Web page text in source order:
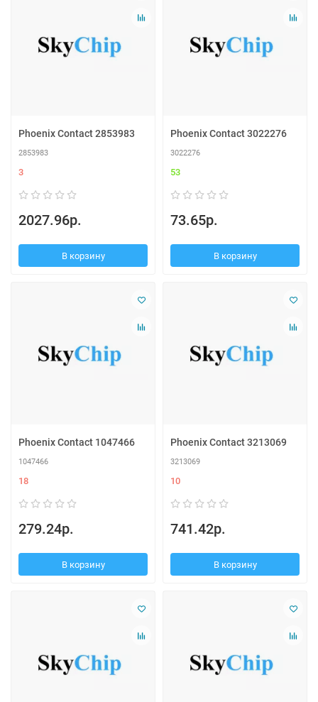
Phoenix Contact 2853983
2853983
3
2027.96р.
В корзину
Phoenix Contact 3022276
3022276
53
73.65р.
В корзину
Phoenix Contact 1047466
1047466
18
279.24р.
В корзину
Phoenix Contact 3213069
3213069
10
741.42р.
В корзину